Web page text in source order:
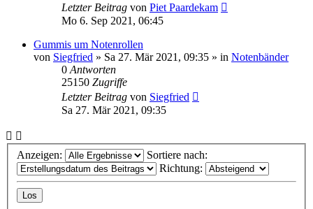
Letzter Beitrag von Piet Paardekam
Mo 6. Sep 2021, 06:45
Gummis um Notenrollen
von Siegfried » Sa 27. Mär 2021, 09:35 » in Notenbänder
0Antworten
25150 Zugriffe
Letzter Beitrag von Siegfried
Sa 27. Mär 2021, 09:35
Anzeigen:
Sortiere nach:
Richtung: